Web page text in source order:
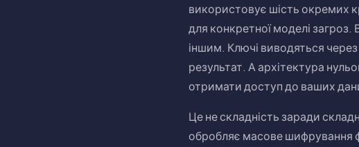
використовує шість окремих
для конкретної моделі
іншим. Ключі виводяться
результат. А архітектура
отримати доступ до ваших
Це не складність заради
обробляє масове шифрування